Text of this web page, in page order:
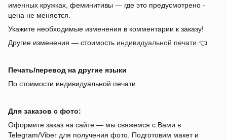
именных кружках, феминитивы — где это предусмотрено -
цена не меняется.
Укажите необходимые изменения в комментарии к заказу!
Другие изменения — стоимость индивидуальной печати .👈
Печать/перевод на другие языки
По стоимости индивидуальной печати.
Для заказов с фото:
Оформите заказ на сайте — мы свяжемся с Вами в
Telegram/Viber для получения фото. Подготовим макет и